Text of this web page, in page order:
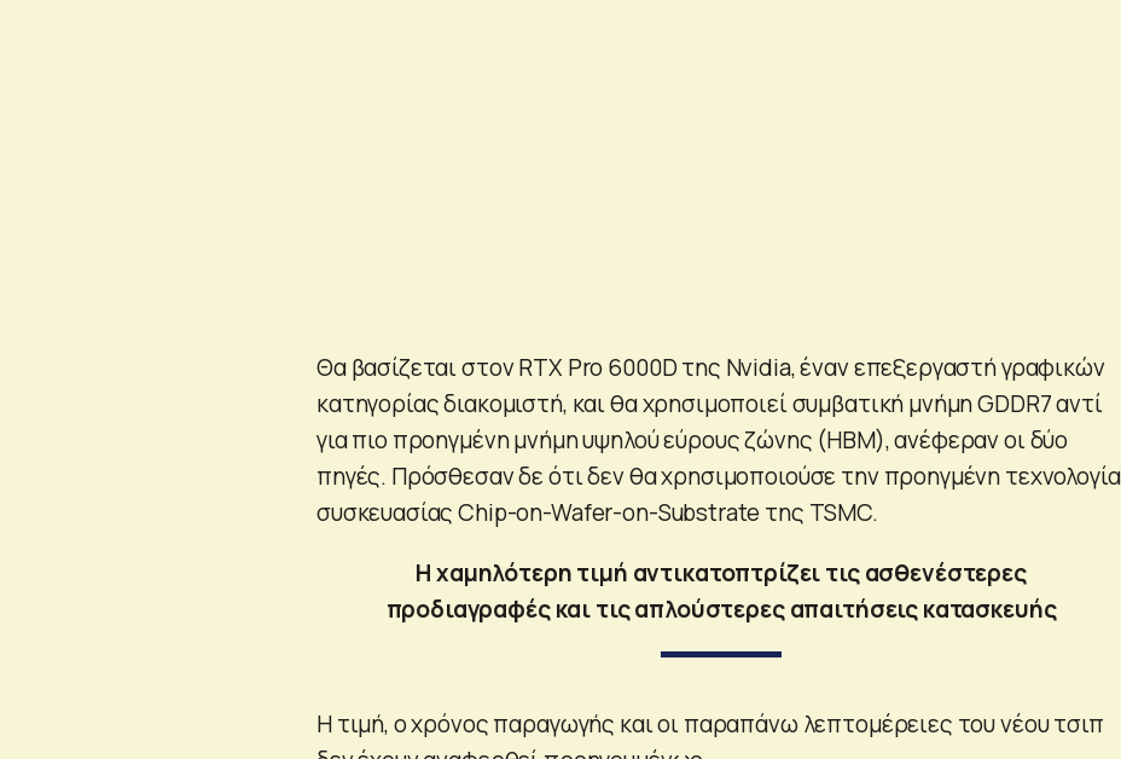
Θα βασίζεται στον RTX Pro 6000D της Nvidia, έναν επεξεργαστή γραφικών
κατηγορίας διακομιστή, και θα χρησιμοποιεί συμβατική μνήμη GDDR7 αντί
για πιο προηγμένη μνήμη υψηλού εύρους ζώνης (HBM), ανέφεραν οι δύο
πηγές. Πρόσθεσαν δε ότι δεν θα χρησιμοποιούσε την προηγμένη τεχνολογία
συσκευασίας Chip-on-Wafer-on-Substrate της TSMC.
Η χαμηλότερη τιμή αντικατοπτρίζει τις ασθενέστερες
προδιαγραφές και τις απλούστερες απαιτήσεις κατασκευής
Η τιμή, ο χρόνος παραγωγής και οι παραπάνω λεπτομέρειες του νέου τσιπ